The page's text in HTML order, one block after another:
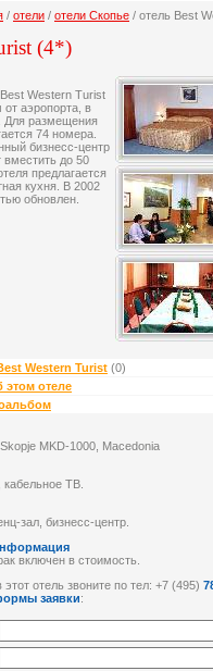
/ отели / отели Скопье / отель Best
(4*)
Western Turist
аэропорта, в
Для размещения
74 номера.
бизнесс-центр
вместить до 50
предлагается
кухня. В 2002
обновлен.
Western Turist (0)
этом отеле
MKD-1000, Macedonia
кабельное ТВ.
зал, бизнесс-центр.
включен в стоимость.
отель звоните по тел: +7 (495)
заявки: